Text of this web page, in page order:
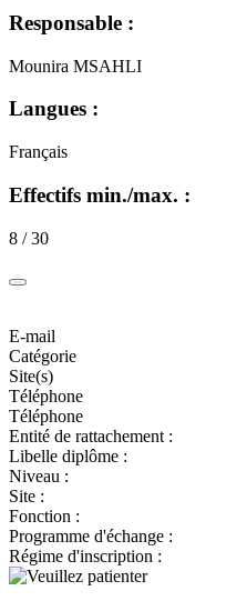
Responsable :
Mounira MSAHLI
Langues :
Français
Effectifs min./max. :
8 / 30
E-mail
Catégorie
Site(s)
Téléphone
Téléphone
Entité de rattachement :
Libelle diplôme :
Niveau :
Site :
Fonction :
Programme d'échange :
Régime d'inscription :